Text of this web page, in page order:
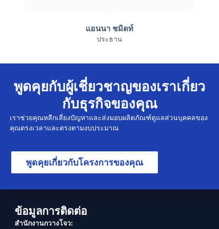
แอนนา ชมิดท์
ประธาน
พูดคุยกับผู้เชี่ยวชาญของเราเกี่ยว
กับธุรกิจของคุณ
เราช่วยคุณหลีกเลี่ยงปัญหาและส่งมอบผลิตภัณฑ์ดูแลส่วนบุคคลของ
คุณตรงเวลาและตรงตามงบประมาณ
พูดคุยเกี่ยวกับโครงการของคุณ
ข้อมูลการติดต่อ
สำนักงานกวางโจว: